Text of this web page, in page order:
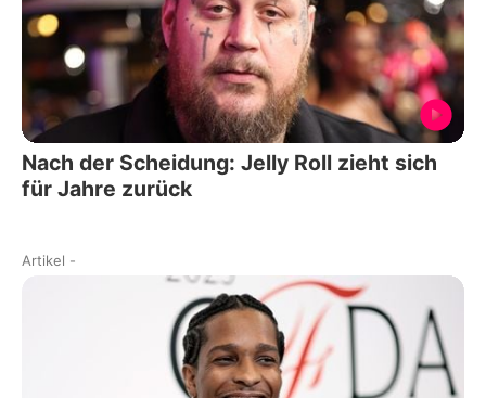
Nach der Scheidung: Jelly Roll zieht sich
für Jahre zurück
Artikel -